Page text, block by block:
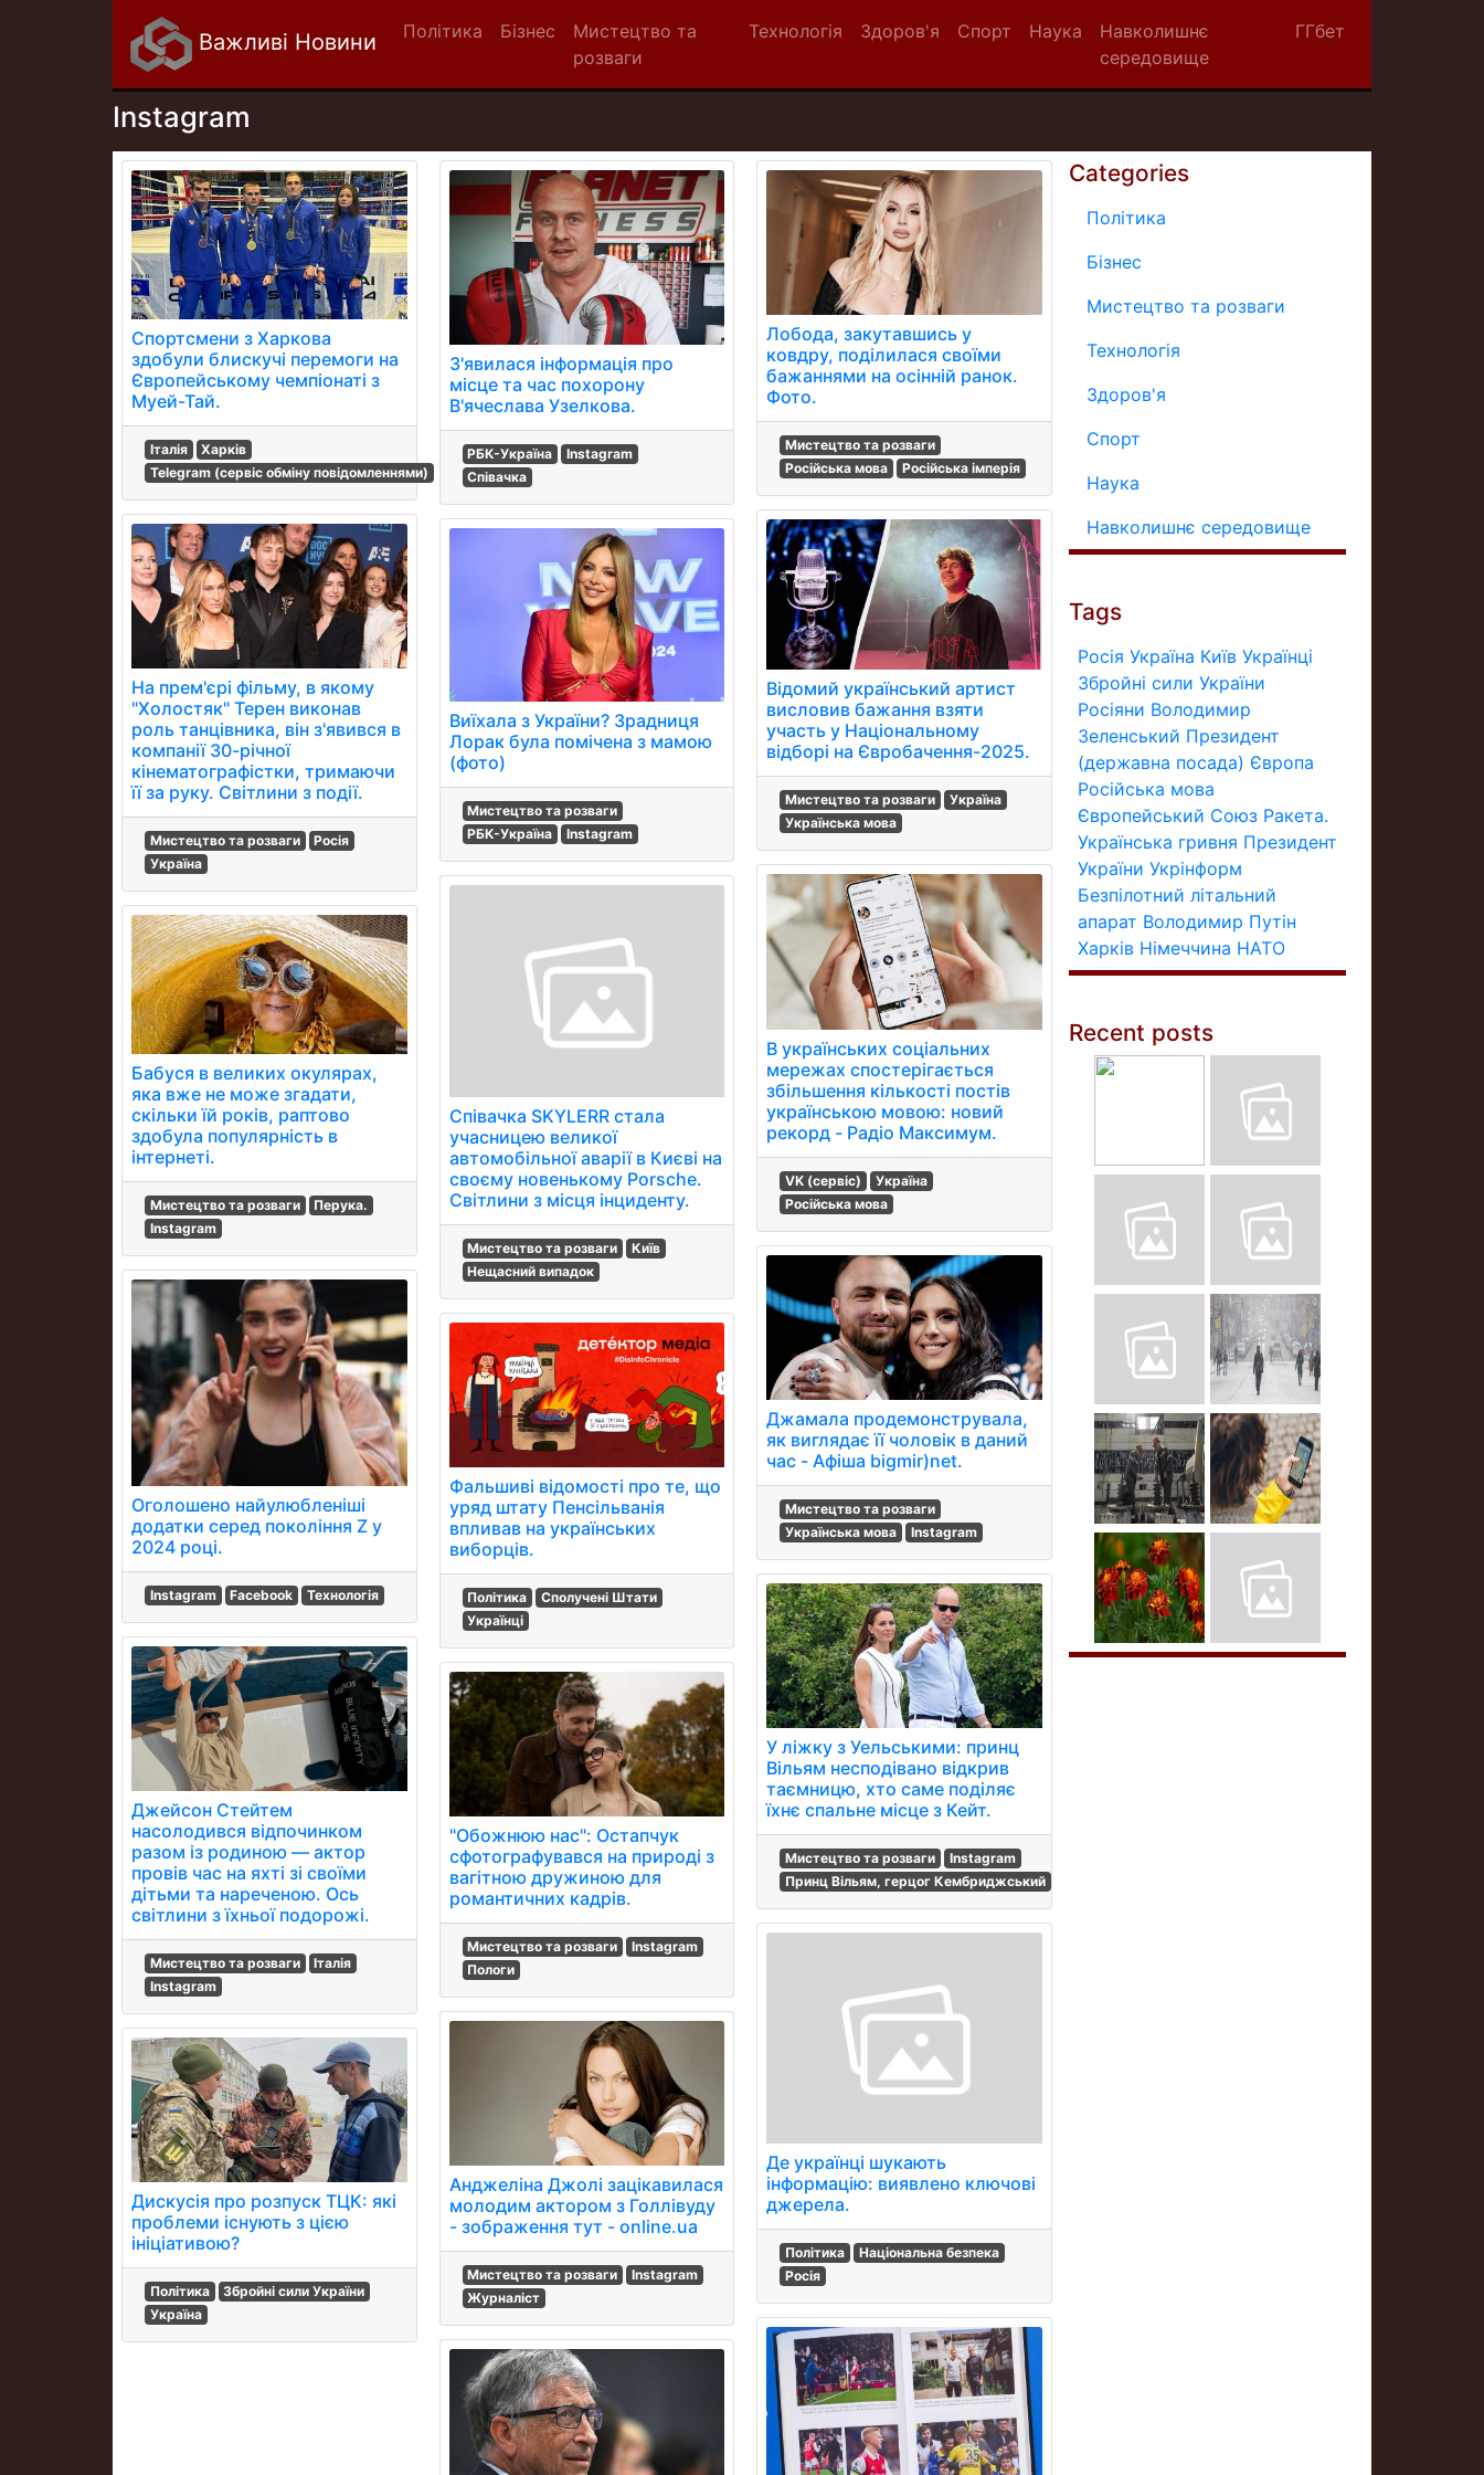
Важливі Новини Політика Бізнес
Мистецтво та
розваги
Технологія Здоров'я Спорт Наука
Навколишнє
середовище
ГГбет
Instagram
Спортсмени з Харкова
здобули блискучі перемоги на
Європейському чемпіонаті з
Муей-Тай.
Італія
Харків
Telegram (сервіс обміну повідомленнями)
На прем'єрі фільму, в якому
"Холостяк" Терен виконав
роль танцівника, він з'явився в
компанії 30-річної
кінематографістки, тримаючи
її за руку. Світлини з події.
Мистецтво та розваги
Росія
Україна
Бабуся в великих окулярах,
яка вже не може згадати,
скільки їй років, раптово
здобула популярність в
інтернеті.
Мистецтво та розваги
Перука.
Instagram
Оголошено найулюбленіші
додатки серед покоління Z у
2024 році.
Instagram Facebook Технологія
Джейсон Стейтем
насолодився відпочинком
разом із родиною — актор
провів час на яхті зі своїми
дітьми та нареченою. Ось
світлини з їхньої подорожі.
Мистецтво та розваги
Італія
Instagram
Дискусія про розпуск ТЦК: які
проблеми існують з цією
ініціативою?
Політика
Збройні сили України
Україна
З'явилася інформація про
місце та час похорону
В'ячеслава Узелкова.
РБК-Україна
Instagram
Співачка
Виїхала з України? Зрадниця
Лорак була помічена з мамою
(фото)
Мистецтво та розваги
РБК-Україна
Instagram
Співачка SKYLERR стала
учасницею великої
автомобільної аварії в Києві на
своєму новенькому Porsche.
Світлини з місця інциденту.
Мистецтво та розваги
Київ
Нещасний випадок
Фальшиві відомості про те, що
уряд штату Пенсільванія
впливав на українських
виборців.
Політика
Сполучені Штати
Українці
"Обожнюю нас": Остапчук
сфотографувався на природі з
вагітною дружиною для
романтичних кадрів.
Мистецтво та розваги
Instagram
Пологи
Анджеліна Джолі зацікавилася
молодим актором з Голлівуду
- зображення тут - online.ua
Мистецтво та розваги
Instagram
Журналіст
Лобода, закутавшись у
ковдру, поділилася своїми
бажаннями на осінній ранок.
Фото.
Мистецтво та розваги
Російська мова
Російська імперія
Відомий український артист
висловив бажання взяти
участь у Національному
відборі на Євробачення-2025.
Мистецтво та розваги
Україна
Українська мова
В українських соціальних
мережах спостерігається
збільшення кількості постів
українською мовою: новий
рекорд - Радіо Максимум.
VK (сервіс)
Україна
Російська мова
Джамала продемонструвала,
як виглядає її чоловік в даний
час - Афіша bigmir)net.
Мистецтво та розваги
Українська мова
Instagram
У ліжку з Уельськими: принц
Вільям несподівано відкрив
таємницю, хто саме поділяє
їхнє спальне місце з Кейт.
Мистецтво та розваги
Instagram
Принц Вільям, герцог Кембриджський
Де українці шукають
інформацію: виявлено ключові
джерела.
Політика
Національна безпека
Росія
Categories
Політика
Бізнес
Мистецтво та розваги
Технологія
Здоров'я
Спорт
Наука
Навколишнє середовище
Tags
Росія Україна Київ Українці
Збройні сили України
Росіяни Володимир
Зеленський Президент
(державна посада) Європа
Російська мова
Європейський Союз Ракета.
Українська гривня Президент
України Укрінформ
Безпілотний літальний
апарат Володимир Путін
Харків Німеччина НАТО
Recent posts